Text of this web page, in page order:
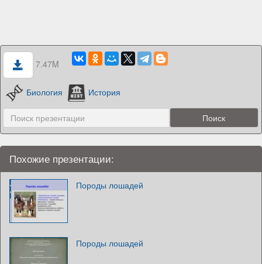
7.47M
Биология История
Похожие презентации:
Породы лошадей
Породы лошадей